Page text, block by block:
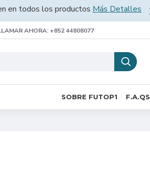
en todos los productos Más Detalles
AHORA: +852 44808077
SOBRE FUTOP1 F.A.QS